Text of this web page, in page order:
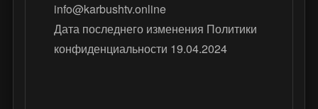
info@karbushtv.online
Дата последнего изменения Политики
конфиденциальности 19.04.2024